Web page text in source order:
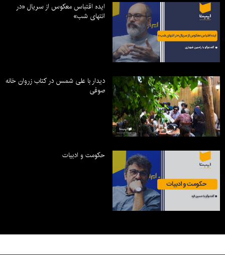
ایده اقتباس معکوس از سریال «در
انتهای شب»
دیدار با علی شمس در کتاب زروان خانه
صوفی
حکومت و ادبیات